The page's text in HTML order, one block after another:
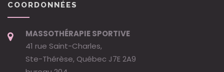
COORDONNÉES
MASSOTHÉRAPIE SPORTIVE
41 rue Saint-Charles,
Ste-Thérèse, Québec J7E 2A9